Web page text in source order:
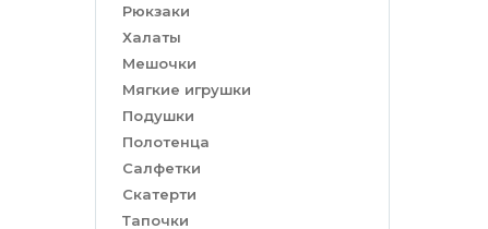
Рюкзаки
Халаты
Мешочки
Мягкие игрушки
Подушки
Полотенца
Салфетки
Скатерти
Тапочки